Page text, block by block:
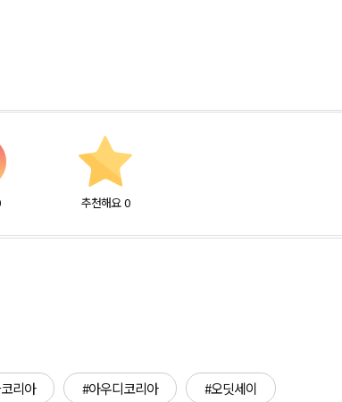
추천해요 0
리아 #아우디코리아
#오딧세이